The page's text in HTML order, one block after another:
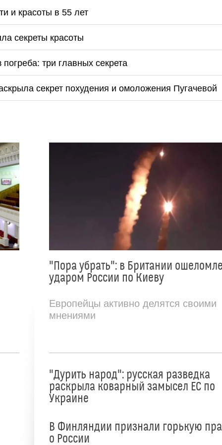
и красоты в 55 лет
секреты красоты
погреба: три главных секрета
секрет похудения и омоложения Пугачевой
"Пора убрать": в Британии
ударом России по Киеву
Европейцы активно делятся своими
мнениями
"Дурить народ": русская разведка
раскрыла коварный замысел ЕС по
Украине
В Финляндии признали горькую
о России